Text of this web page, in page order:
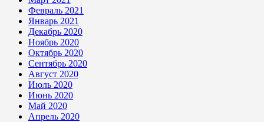
Февраль 2021
Январь 2021
Декабрь 2020
Ноябрь 2020
Октябрь 2020
Сентябрь 2020
Август 2020
Июль 2020
Июнь 2020
Май 2020
Апрель 2020